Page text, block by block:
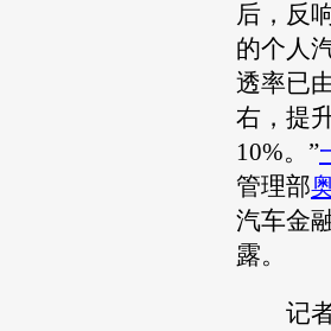
后，反
的个人
透率已
右，提
10%。”
管理部
汽车金
露。
记者